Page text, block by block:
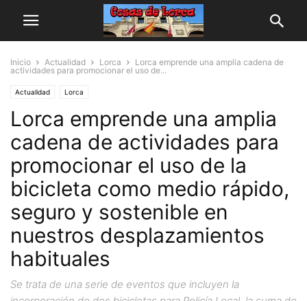
Inicio Actualidad Lorca
Lorca emprende una amplia cadena de
actividades para promocionar el uso de...
Actualidad Lorca
Lorca emprende una amplia
cadena de actividades para
promocionar el uso de la
bicicleta como medio rápido,
seguro y sostenible en
nuestros desplazamientos
habituales
Se trata de una serie de eventos que incluyen la